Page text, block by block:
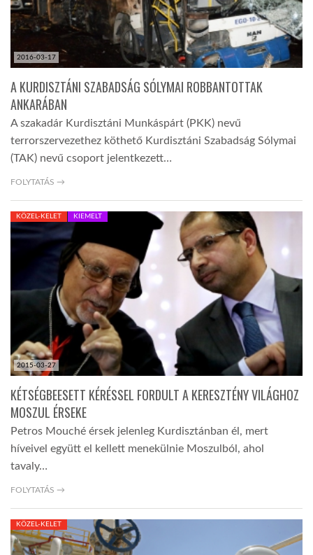
2016-03-17
A KURDISZTÁNI SZABADSÁG SÓLYMAI ROBBANTOTTAK
ANKARÁBAN
A szakadár Kurdisztáni Munkáspárt (PKK) nevű
terrorszervezethez köthető Kurdisztáni Szabadság Sólymai
(TAK) nevű csoport jelentkezett…
FOLYTATÁS →
2015-03-27
KÖZEL-KELET KIEMELT
KÉTSÉGBEESETT KÉRÉSSEL FORDULT A KERESZTÉNY VILÁGHOZ
MOSZUL ÉRSEKE
Petros Mouché érsek jelenleg Kurdisztánban él, mert
híveivel együtt el kellett menekülnie Moszulból, ahol
tavaly…
FOLYTATÁS →
KÖZEL-KELET